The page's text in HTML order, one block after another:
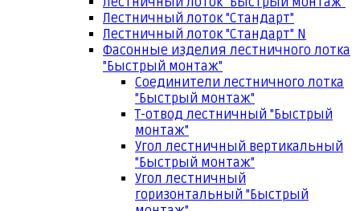
Лестничный лоток "Стандарт"
Лестничный лоток "Стандарт" N
Фасонные изделия лестничного лотка
"Быстрый монтаж"
Соединители лестничного лотка
"Быстрый монтаж"
Т-отвод лестничный "Быстрый
монтаж"
Угол лестничный вертикальный
"Быстрый монтаж"
Угол лестничный
горизонтальный "Быстрый